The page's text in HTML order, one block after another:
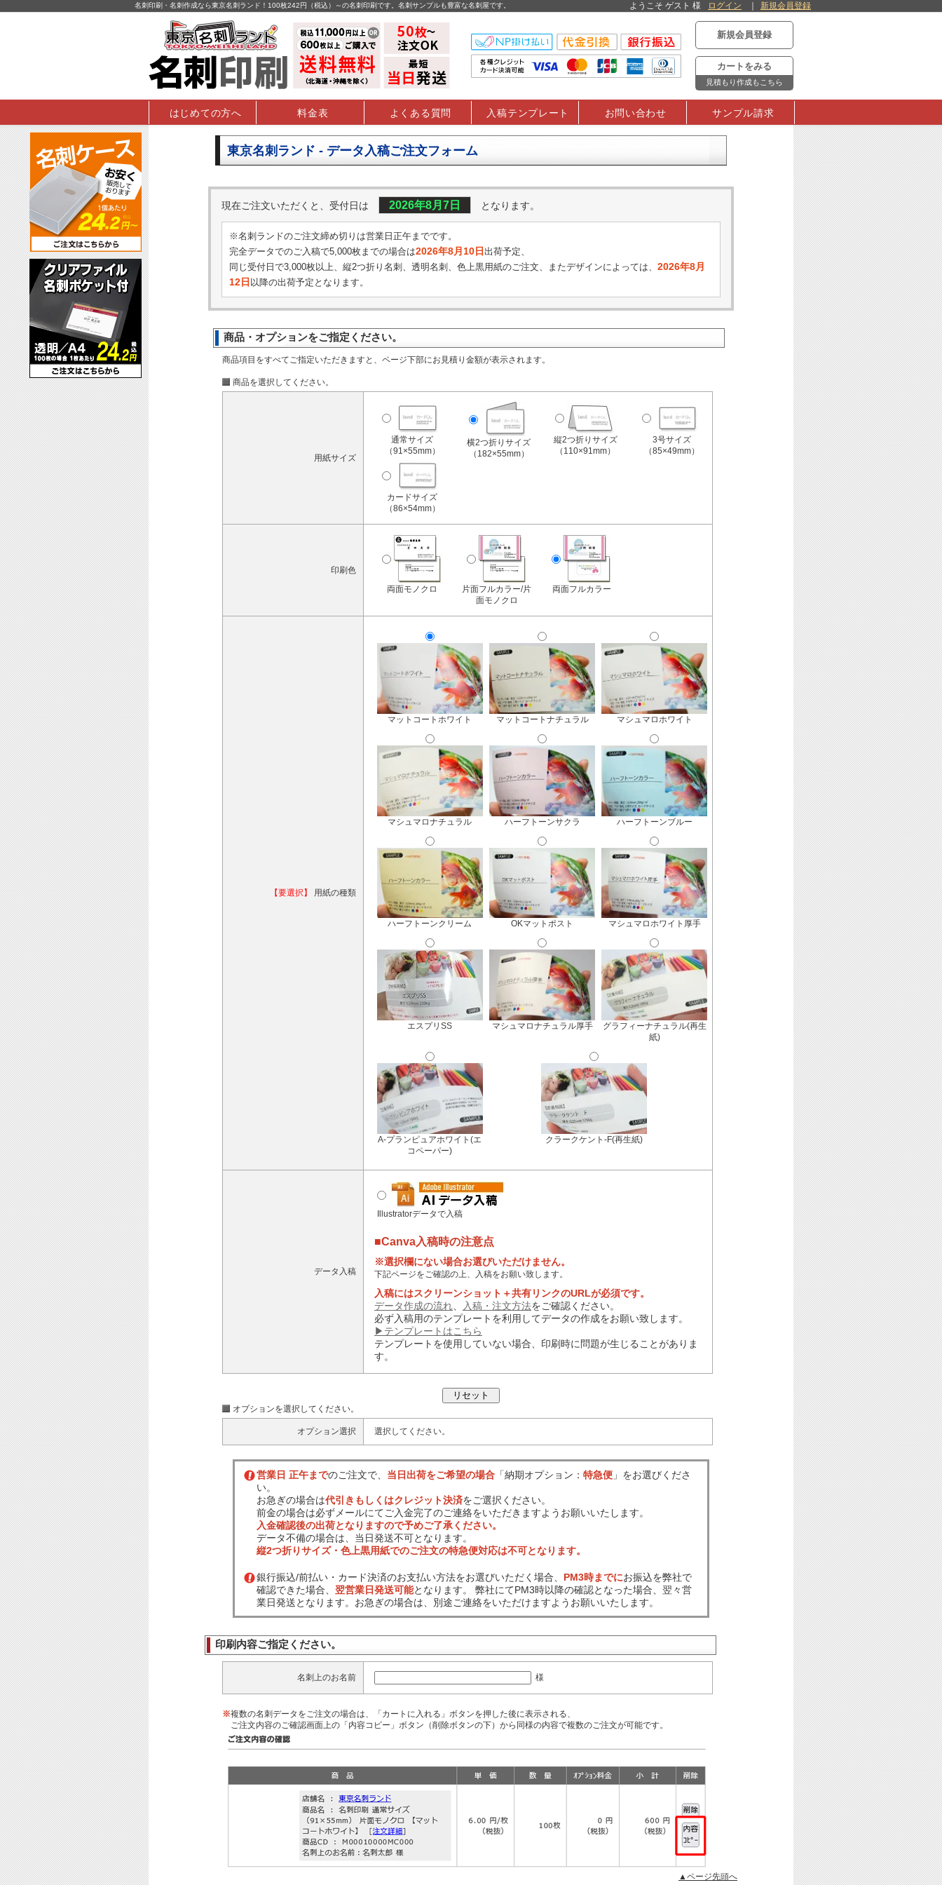
名刺印刷・名刺作成なら東京名刺ランド！100枚242円（税込）～の名刺印刷です。名刺サンプルも豊富な名刺屋です。 ようこそ ゲスト 様 ログイン 新規会員登録
新規会員登録
カートをみる
見積もり作成もこちら
はじめての方へ 料金表 よくある質問 入稿テンプレート お問い合わせ サンプル請求
東京名刺ランド - データ入稿ご注文フォーム
現在ご注文いただくと、受付日は 2026年8月7日 となります。
※名刺ランドのご注文締め切りは営業日正午までです。
完全データでのご入稿で5,000枚までの場合は2026年8月10日 出荷予定、
同じ受付日で3,000枚以上、縦2つ折り名刺、透明名刺、 色上黒用紙のご注文、またデザインによっては、 2026年8月
12日 以降の出荷予定となります。
商品・オプションをご指定ください。
商品項目をすべてご指定いただきますと、ページ下部にお見積り金額が表示されます。
商品を選択してください。
用紙サイズ
通常サイズ
（91×55mm）
横2つ折りサイズ
（182×55mm）
縦2つ折りサイズ
（110×91mm）
3号サイズ
（85×49mm）
カードサイズ
（86×54mm）
印刷色
両面モノクロ
片面フルカラー/片
面モノクロ
両面フルカラー
【要選択】 用紙の種類
マットコートホワイト マットコートナチュラル マシュマロホワイト
マシュマロナチュラル ハーフトーンサクラ ハーフトーンブルー
ハーフトーンクリーム OKマットポスト マシュマロホワイト厚手
エスプリSS マシュマロナチュラル厚手
グラフィーナチュラル(再生
紙)
A-プランピュアホワイト(エ
コペーパー)
クラークケント-F(再生紙)
データ入稿
Illustratorデータで入稿
■Canva入稿時の注意点
※選択欄にない場合お選びいただけません。
下記ページをご確認の上、入稿をお願い致します。
入稿にはスクリーンショット＋共有リンクのURLが必須です。
データ作成の流れ
入稿・注文方法をご確認ください。
必ず入稿用のテンプレートを利用してデータの作成をお願い致します。
▶テンプレートはこちら
テンプレートを使用していない場合、印刷時に問題が生じることがありま
す。
オプションを選択してください。
オプション選択 選択してください。
営業日 正午までのご注文で、 当日出荷をご希望の場合 「納期オプション： 特急便 」をお選びくださ
い。
お急ぎの場合は代引きもしくはクレジット決済をご選択ください。
前金の場合は必ずメールにてご入金完了のご連絡をいただきますようお願いいたします。
入金確認後の出荷となりますので予めご了承ください。
データ不備の場合は、当日発送不可となります。
縦2つ折りサイズ・色上黒用紙でのご注文の特急便対応は不可となります。
銀行振込/前払い・カード決済のお支払い方法をお選びいただく場合、 PM3時までにお振込を弊社で
確認できた場合、 翌営業日発送可能となります。 弊社にてPM3時以降の確認となった場合、翌々営
業日発送となります。お急ぎの場合は、別途ご連絡をいただけますようお願いいたします。
印刷内容ご指定ください。
名刺上のお名前 様
※複数の名刺データをご注文の場合は、「カートに入れる」ボタンを押した後に表示される、
ご注文内容のご確認画面上の「内容コピー」ボタン（削除ボタンの下）から同様の内容で複数のご注文が可能です。
▲ページ先頭へ